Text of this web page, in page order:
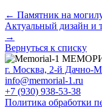
← Памятник на
Актуальный дизайн и
→
Вернуться к списку
г. Москва, 2-й Дачно-
info@memorial-1.ru
+7 (930) 938-53-38
Политика обработки